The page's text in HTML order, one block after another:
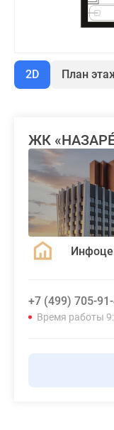
2D План
ЖК
+7 (499) 705-91-
Время работы